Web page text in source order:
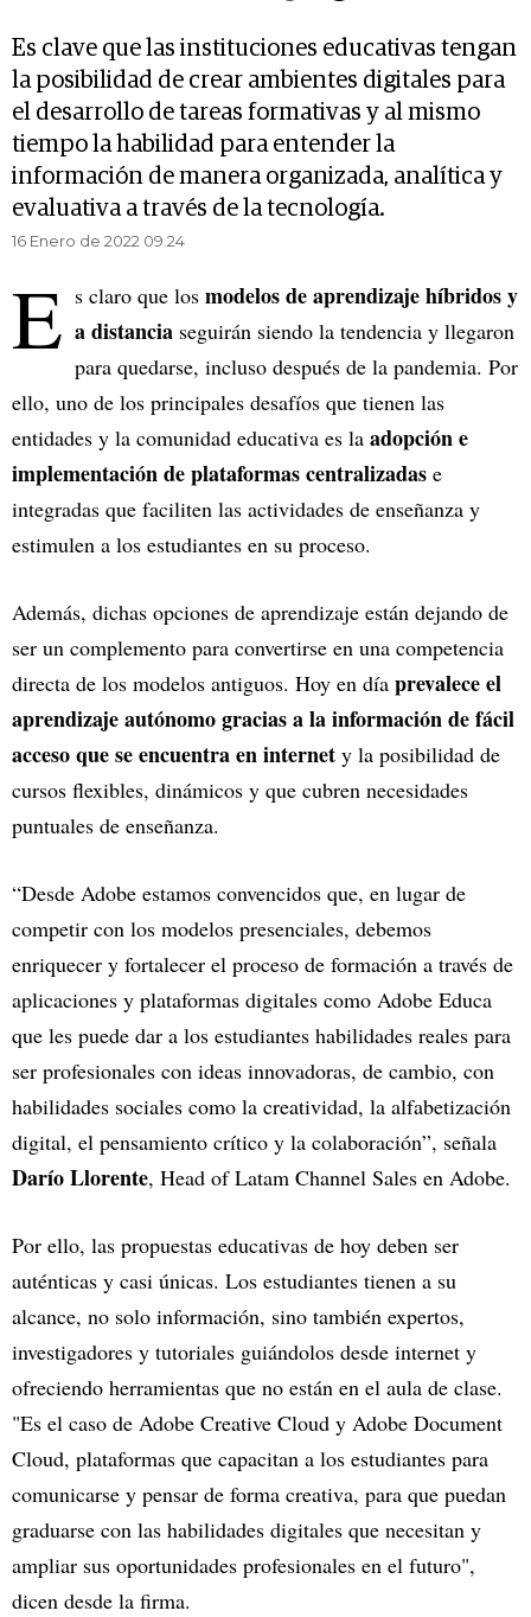
Es clave que las instituciones educativas tengan
la posibilidad de crear ambientes digitales para
el desarrollo de tareas formativas y al mismo
tiempo la habilidad para entender la
información de manera organizada, analítica y
evaluativa a través de la tecnología.
16 Enero de 2022 09.24
E s claro que los modelos de aprendizaje híbridos y
a distancia seguirán siendo la tendencia y llegaron
para quedarse, incluso después de la pandemia. Por
ello, uno de los principales desafíos que tienen las
entidades y la comunidad educativa es la adopción e
implementación de plataformas centralizadas e
integradas que faciliten las actividades de enseñanza y
estimulen a los estudiantes en su proceso.
Además, dichas opciones de aprendizaje están dejando de
ser un complemento para convertirse en una competencia
directa de los modelos antiguos. Hoy en día prevalece el
aprendizaje autónomo gracias a la información de fácil
acceso que se encuentra en internet y la posibilidad de
cursos flexibles, dinámicos y que cubren necesidades
puntuales de enseñanza.
“Desde Adobe estamos convencidos que, en lugar de
competir con los modelos presenciales, debemos
enriquecer y fortalecer el proceso de formación a través de
aplicaciones y plataformas digitales como Adobe Educa
que les puede dar a los estudiantes habilidades reales para
ser profesionales con ideas innovadoras, de cambio, con
habilidades sociales como la creatividad, la alfabetización
digital, el pensamiento crítico y la colaboración”, señala
Darío Llorente, Head of Latam Channel Sales en Adobe.
Por ello, las propuestas educativas de hoy deben ser
auténticas y casi únicas. Los estudiantes tienen a su
alcance, no solo información, sino también expertos,
investigadores y tutoriales guiándolos desde internet y
ofreciendo herramientas que no están en el aula de clase.
"Es el caso de Adobe Creative Cloud y Adobe Document
Cloud, plataformas que capacitan a los estudiantes para
comunicarse y pensar de forma creativa, para que puedan
graduarse con las habilidades digitales que necesitan y
ampliar sus oportunidades profesionales en el futuro",
dicen desde la firma.